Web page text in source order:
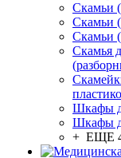
Скамьи
Скамьи
Скамьи
Скамья
Шкафы
Шкафы
+ ЕЩЕ